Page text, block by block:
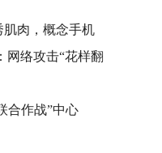
肌肉，概念手机
网络攻击“花样翻
合作战”中心